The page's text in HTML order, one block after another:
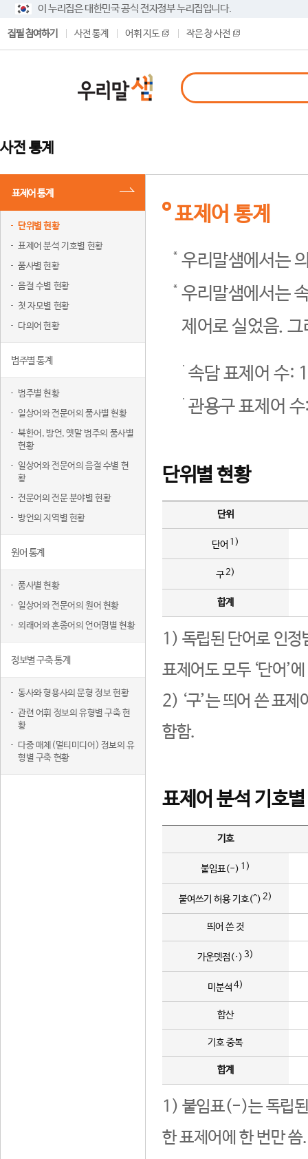
이 누리집은 대한민국 공식 전자정부 누리집입니다.
집필 참여하기 사전 통계 어휘 지도 작은 창 사전
사전 통계
표제어 통계
단위별 현황
표제어 분석 기호별 현황
품사별 현황
음절 수별 현황
첫 자모별 현황
다의어 현황
범주별 통계
범주별 현황
일상어와 전문어의 품사별 현황
북한어, 방언, 옛말 범주의 품사별
현황
일상어와 전문어의 음절 수별 현
황
전문어의 전문 분야별 현황
방언의 지역별 현황
원어 통계
품사별 현황
일상어와 전문어의 원어 현황
외래어와 혼종어의 언어명별 현황
정보별 구축 통계
동사와 형용사의 문형 정보 현황
관련 어휘 정보의 유형별 구축 현
황
다중 매체(멀티미디어) 정보의 유
형별 구축 현황
표제어 통계
우리말샘에서는
우리말샘에서는
제어로 실었음.
속담 표제어 수:
관용구 표제어
단위별 현황
단위
단어 1)
구2)
합계
1) 독립된 단어로 인정
표제어도 모두 ‘단어’
2) ‘구’는 띄어 쓴 표
함함.
표제어 분석 기호
기호
붙임표(-) 1)
붙여쓰기 허용 기호(^) 2)
띄어 쓴 것
가운뎃점(·) 3)
미분석 4)
합산
기호 중복
합계
1) 붙임표(-)는 독립된
한 표제어에 한 번만